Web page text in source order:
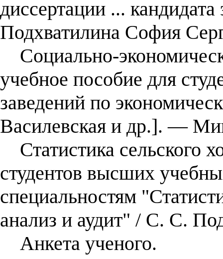
диссертации ...
Подхватилина София
Социально-
учебное пособие для
заведений по
Василевская и др.]. ―
Статистика сельского
студентов высших
специальностям
анализ и аудит" / С. С.
Анкета ученого.